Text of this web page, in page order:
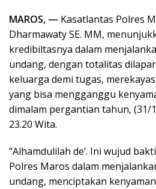
MAROS, — Kasatlantas Polres
Dharmawaty SE. MM,
kredibiltasnya dalam
undang, dengan totalitas
keluarga demi tugas,
yang bisa mengganggu
dimalam pergantian tahun, (31/
23.20 Wita.
“Alhamdulilah de’. Ini wujud
Polres Maros dalam
undang, menciptakan